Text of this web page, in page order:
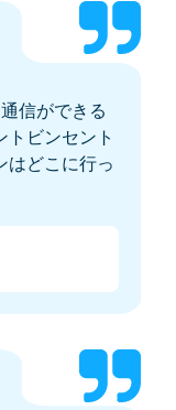
信ができる
トビンセント
はどこに行っ